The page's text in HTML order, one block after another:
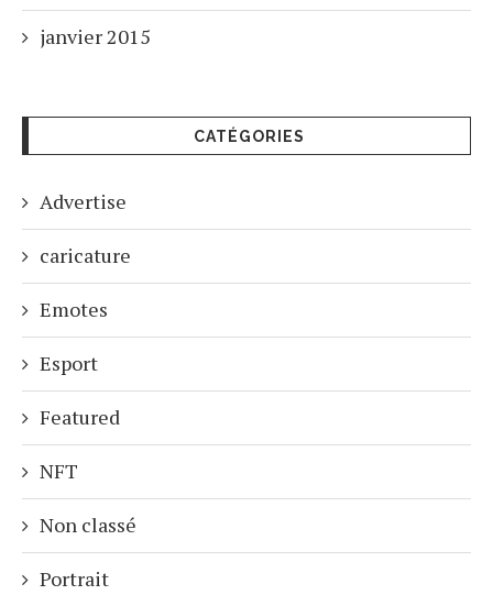
janvier 2015
CATÉGORIES
Advertise
caricature
Emotes
Esport
Featured
NFT
Non classé
Portrait